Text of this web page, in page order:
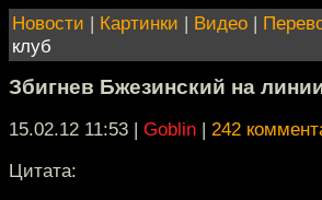
Новости | Картинки | Видео |
клуб
Збигнев Бжезинский на
15.02.12 11:53 | Goblin | 242
Цитата: